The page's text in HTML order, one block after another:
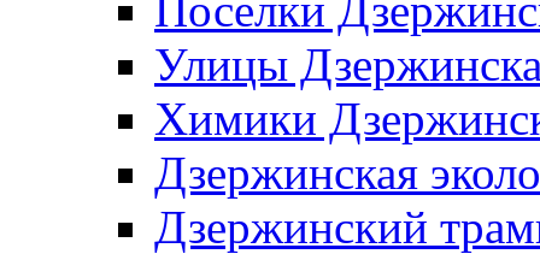
Улицы
Химики
Дзержинская
Дзержинский